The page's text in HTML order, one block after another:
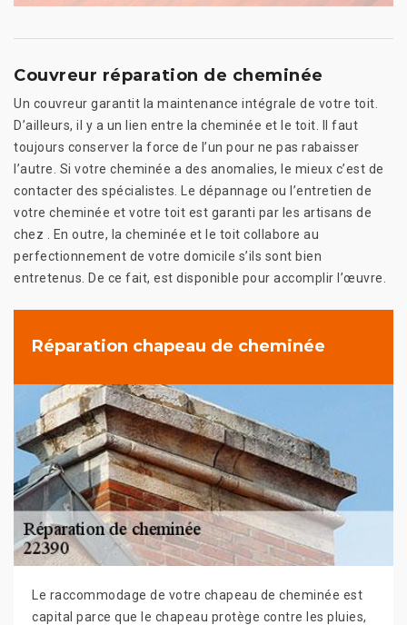
Couvreur réparation de cheminée
Un couvreur garantit la maintenance intégrale de votre toit.
D’ailleurs, il y a un lien entre la cheminée et le toit. Il faut
toujours conserver la force de l’un pour ne pas rabaisser
l’autre. Si votre cheminée a des anomalies, le mieux c’est de
contacter des spécialistes. Le dépannage ou l’entretien de
votre cheminée et votre toit est garanti par les artisans de
chez . En outre, la cheminée et le toit collabore au
perfectionnement de votre domicile s’ils sont bien
entretenus. De ce fait, est disponible pour accomplir l’œuvre.
Réparation chapeau de cheminée
Le raccommodage de votre chapeau de cheminée est
capital parce que le chapeau protège contre les pluies,